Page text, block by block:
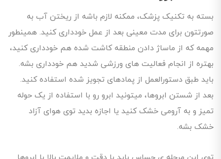
بسته به تکنیک پزشک، ممکنه لازم باشه از ریختن آب به
صورتتون برای مدت معینی بعد از عمل خودداری کنید. همینطور
مهمه که از ماساژ دادن منطقه کاشت شده هم خودداری کنید،
بهتره از انجام فعالیت های ورزشی شدید هم خودداری بشه.
باید طبق دستورالعمل از پمادهای تجویز شده استفاده کنید.
بعد از شستن ابروها، میتونید ابرو رو با استفاده از یک حوله
تمیز و به آرومی خشک کنید یا اجازه بدید توی هوای آزاد
خشک بشه.